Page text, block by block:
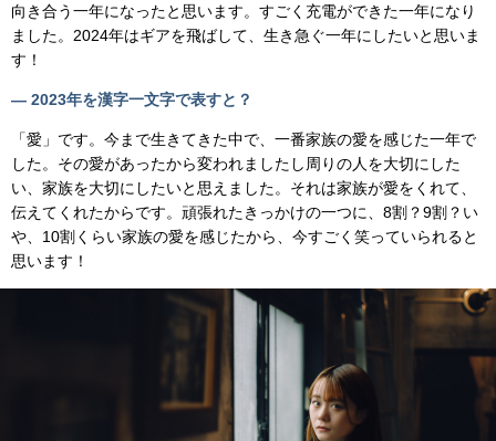
向き合う一年になったと思います。すごく充電ができた一年になり
ました。2024年はギアを飛ばして、生き急ぐ一年にしたいと思いま
す！
— 2023年を漢字一文字で表すと？
「愛」です。今まで生きてきた中で、一番家族の愛を感じた一年で
した。その愛があったから変われましたし周りの人を大切にした
い、家族を大切にしたいと思えました。それは家族が愛をくれて、
伝えてくれたからです。頑張れたきっかけの一つに、8割？9割？い
や、10割くらい家族の愛を感じたから、今すごく笑っていられると
思います！